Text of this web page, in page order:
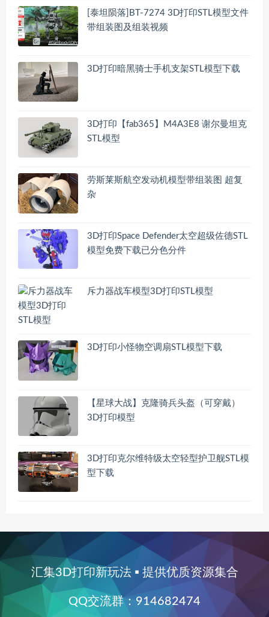
[泰坦陨落]BT-7274 3D打印STL模型文件
带组装图及组装视频
3D打印暗黑骑士手机支架STL模型下载
3D打印【fab365】M4A3E8 谢尔曼坦克
STL模型
劳斯莱斯航空发动机模型带组装图 超复
杂
3D打印Space Defender太空超级佐德STL
模型免费下载已分色分件
斥力器战车模型3D打印STL模型
3D打印小怪物空调扇STL模型下载
【星球大战】克隆骑兵头盔（可穿戴）
3D打印模型
3D打印克尔维特级太空轻型护卫舰STL模
型下载
汇集3D打印新玩法 ▪ 提供优质资源集合
QQ交流群：914682474